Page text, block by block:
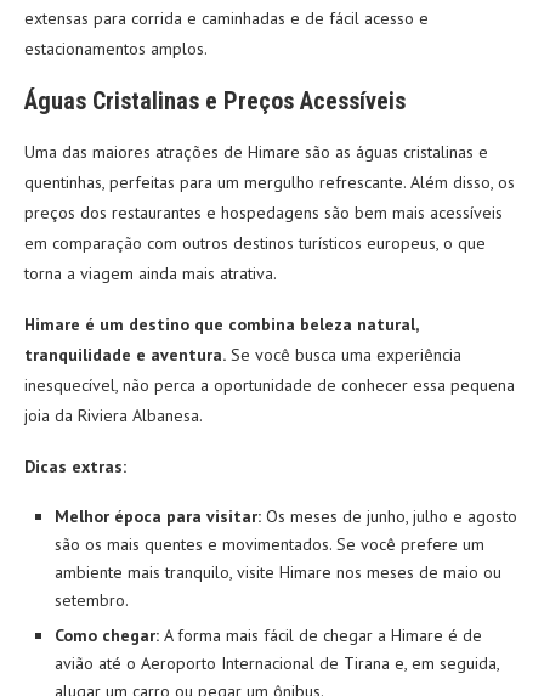
extensas para corrida e caminhadas e de fácil acesso e
estacionamentos amplos.
Águas Cristalinas e Preços Acessíveis
Uma das maiores atrações de Himare são as águas cristalinas e
quentinhas, perfeitas para um mergulho refrescante. Além disso, os
preços dos restaurantes e hospedagens são bem mais acessíveis
em comparação com outros destinos turísticos europeus, o que
torna a viagem ainda mais atrativa.
Himare é um destino que combina beleza natural,
tranquilidade e aventura. Se você busca uma experiência
inesquecível, não perca a oportunidade de conhecer essa pequena
joia da Riviera Albanesa.
Dicas extras:
Melhor época para visitar: Os meses de junho, julho e agosto
são os mais quentes e movimentados. Se você prefere um
ambiente mais tranquilo, visite Himare nos meses de maio ou
setembro.
Como chegar: A forma mais fácil de chegar a Himare é de
avião até o Aeroporto Internacional de Tirana e, em seguida,
alugar um carro ou pegar um ônibus.